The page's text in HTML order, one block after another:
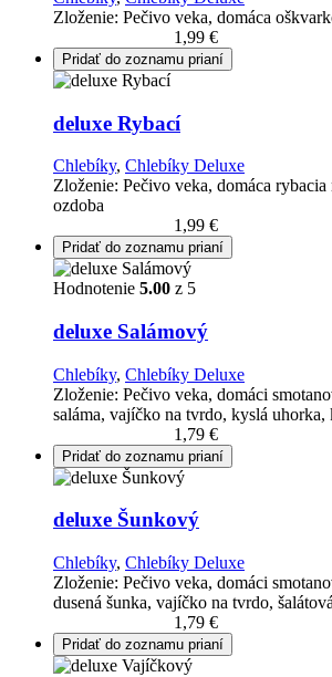
Zloženie: Pečivo veka, domáca
1,99 €
Pridať do zoznamu prianí
deluxe Rybací
Chlebíky, Chlebíky Deluxe
Zloženie: Pečivo veka, domáca
ozdoba
1,99 €
Pridať do zoznamu prianí
Hodnotenie 5.00 z 5
deluxe Salámový
Chlebíky, Chlebíky Deluxe
Zloženie: Pečivo veka, domáci
saláma, vajíčko na tvrdo, kyslá
1,79 €
Pridať do zoznamu prianí
deluxe Šunkový
Chlebíky, Chlebíky Deluxe
Zloženie: Pečivo veka, domáci
dusená šunka, vajíčko na tvrdo,
1,79 €
Pridať do zoznamu prianí